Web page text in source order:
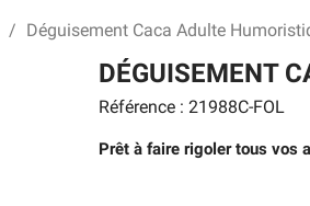
Déguisement Caca Adulte
DÉGUISEMENT
Référence : 21988C-FOL
Prêt à faire rigoler tous vos